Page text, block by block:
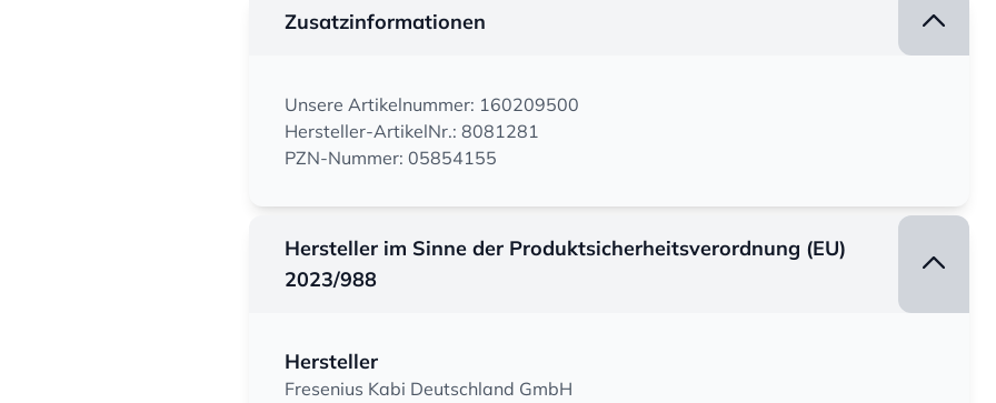
Zusatzinformationen
Unsere Artikelnummer: 160209500
Hersteller-ArtikelNr.: 8081281
PZN-Nummer: 05854155
Hersteller im Sinne der Produktsicherheitsverordnung (EU)
2023/988
Hersteller
Fresenius Kabi Deutschland GmbH